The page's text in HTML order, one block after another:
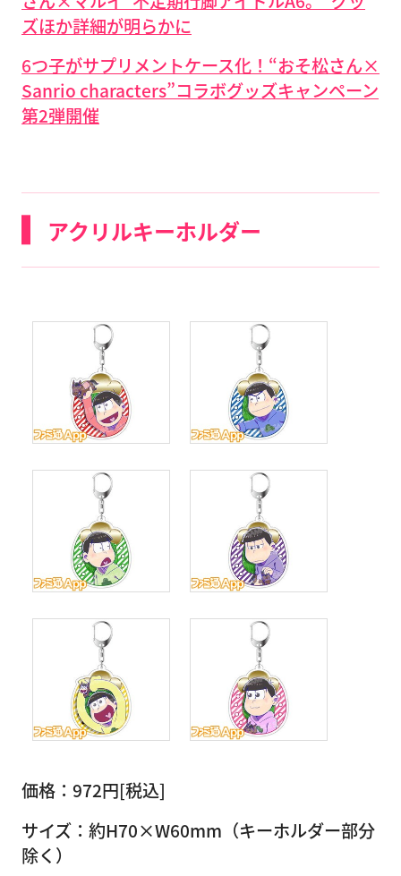
ズほか詳細が明らかに
6つ子がサプリメントケース化！“おそ松さん×
Sanrio characters”コラボグッズキャンペーン
第2弾開催
アクリルキーホルダー
価格：972円[税込]
サイズ：約H70×W60mm（キーホルダー部分
除く）